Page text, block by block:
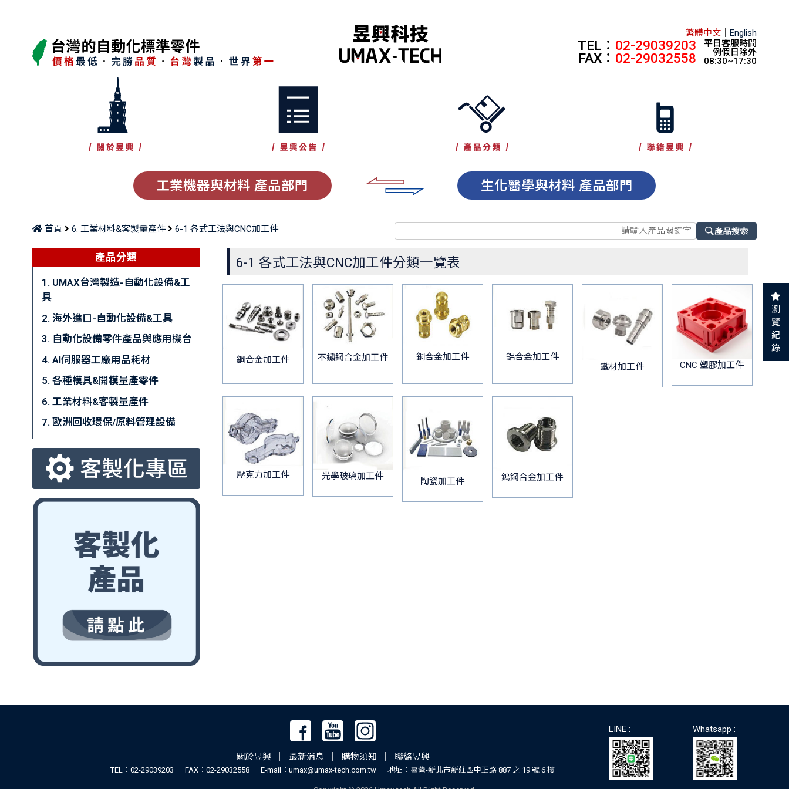
瀏
覽
紀
錄
繁體中文 English
TEL： 02-29039203
FAX： 02-29032558
平日客服時間
例假日除外
08:30~17:30
工業機器與材料 產品部門 生化醫學與材料 產品部門
首頁 6. 工業材料&客製量產件 6-1 各式工法與CNC加工件
產品分類
1. UMAX台灣製造-自動化設備&工
具
2. 海外進口-自動化設備&工具
3. 自動化設備零件產品與應用機台
4. AI伺服器工廠用品耗材
5. 各種模具&開模量產零件
6. 工業材料&客製量產件
7. 歐洲回收環保/原料管理設備
6-1 各式工法與CNC加工件分類一覽表
鋼合金加工件 不鏽鋼合金加工件 銅合金加工件
鋁合金加工件
鐵材加工件
CNC 塑膠加工件
壓克力加工件 光學玻璃加工件
陶瓷加工件 鎢鋼合金加工件
關於昱興 最新消息 購物須知 聯絡昱興
TEL：02-29039203 FAX：02-29032558 E-mail：umax@umax-tech.com.tw 地址：臺灣-新北市新莊區中正路 887 之 19 號 6 樓
LINE : Whatsapp :